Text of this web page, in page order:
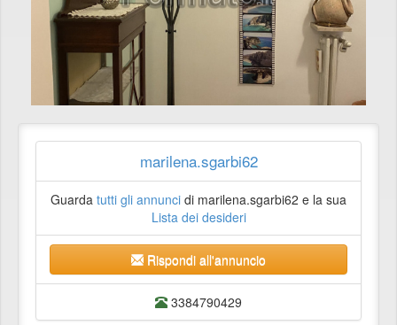
marilena.sgarbi62
Guarda tutti gli annunci di marilena.sgarbi62 e la sua
Lista dei desideri
Rispondi all'annuncio
3384790429